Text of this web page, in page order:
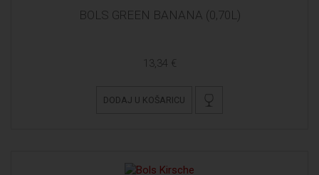
BOLS GREEN BANANA (0,70L)
13,34 €
DODAJ U KOŠARICU